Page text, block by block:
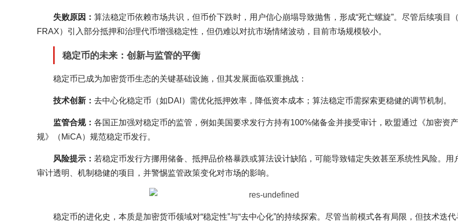
失败原因： 算法稳定币依赖市场共识，但币价下跌时，用户信心崩塌导致抛售，形成“死亡螺旋”。尽管后续项目
FRAX）引入部分抵押和治理代币增强稳定性，但仍难以对抗市场情绪波动，目前市场规模较小。
稳定币的未来：创新与监管的平衡
稳定币已成为加密货币生态的关键基础设施，但其发展面临双重挑战：
技术创新： 去中心化稳定币（如DAI）需优化抵押效率，降低资本成本；算法稳定币需探索更稳健的调节机制。
监管合规： 各国正加强对稳定币的监管，例如美国要求发行方持有100%储备金并接受审计，欧盟通过《加密资
规》（MiCA）规范稳定币发行。
风险提示： 若稳定币发行方挪用储备、抵押品价格暴跌或算法设计缺陷，可能导致锚定失效甚至系统性风险。用
审计透明、机制稳健的项目，并警惕监管政策变化对市场的影响。
稳定币的进化史，本质是加密货币领域对“稳定性”与“去中心化”的持续探索。尽管当前模式各有局限，但技术迭代